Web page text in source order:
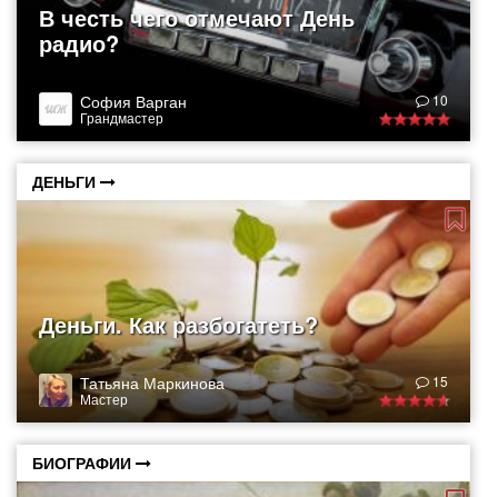
В честь чего отмечают День
радио?
София Варган
Грандмастер
10
ДЕНЬГИ
Деньги. Как разбогатеть?
Татьяна Маркинова
Мастер
15
БИОГРАФИИ